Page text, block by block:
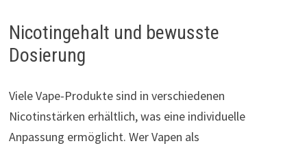
Nicotingehalt und bewusste
Dosierung
Viele Vape-Produkte sind in verschiedenen
Nicotinstärken erhältlich, was eine individuelle
Anpassung ermöglicht. Wer Vapen als